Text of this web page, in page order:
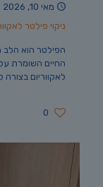
מאי 10, 2026
ניקוי פילטר
הפילטר הוא
החיים השומרת על
לאקווריום בצורה
0